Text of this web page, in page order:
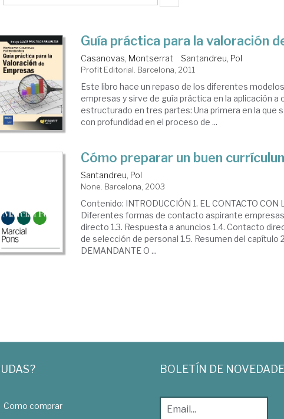
Guía práctica para la valoración
Casanovas, Montserrat Santandreu, Pol
Profit Editorial. Barcelona, 2011
Este libro hace un repaso de los diferentes
empresas y sirve de guía práctica en la aplicación a
estructurado en tres partes: Una primera en la que
con profundidad en el proceso de ...
Cómo preparar un buen
Santandreu, Pol
None. Barcelona, 2003
Contenido: INTRODUCCIÓN 1. EL CONTACTO CON
Diferentes formas de contacto aspirante
directo 1.3. Respuesta a anuncios 1.4. Contacto
de selección de personal 1.5. Resumen del capítulo
DEMANDANTE O ...
Como comprar
BOLETÍN DE